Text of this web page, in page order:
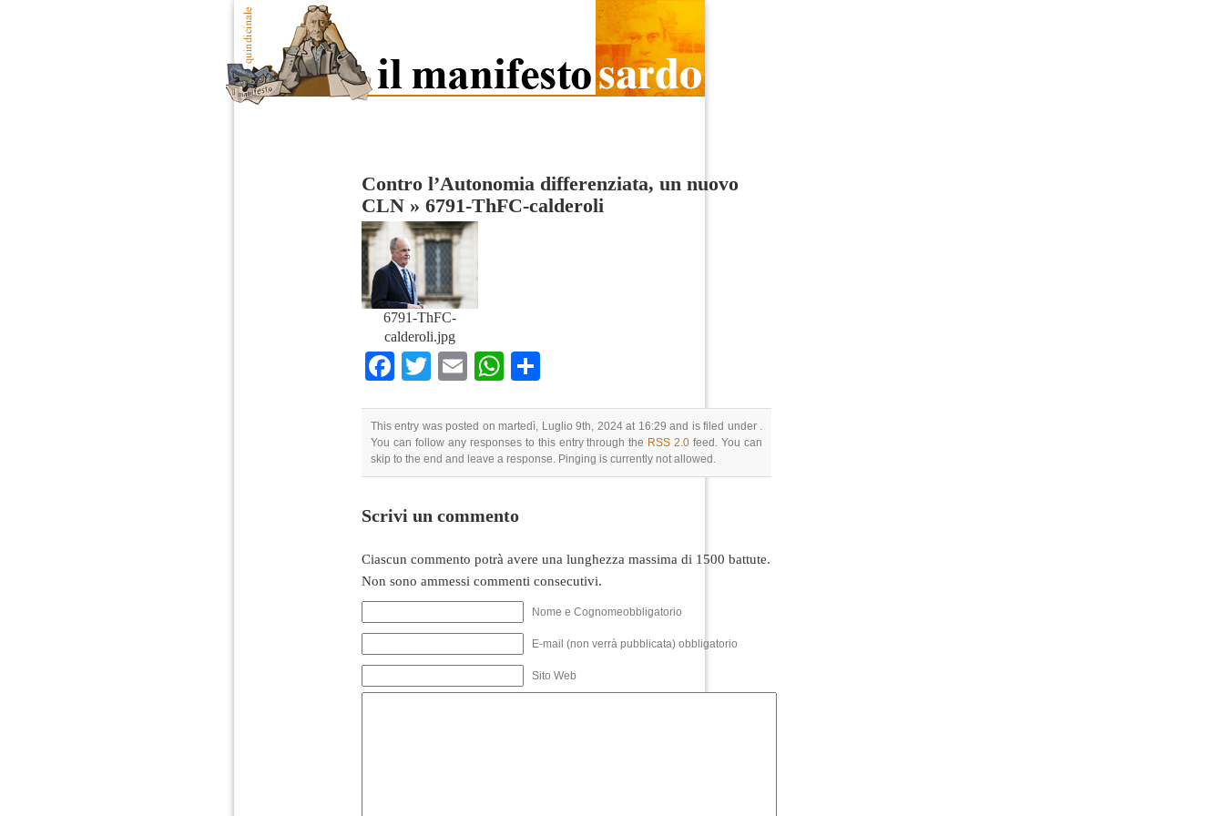
Contro l’Autonomia differenziata, un nuovo
CLN » 6791-ThFC-calderoli
6791-ThFC-
calderoli.jpg
Facebook
TwitterEmailWhatsApp
This entry was posted on martedì, Luglio 9th, 2024 at 16:29 and is filed under .
You can follow any responses to this entry through the RSS 2.0 feed. You can
skip to the end and leave a response. Pinging is currently not allowed.
Scrivi un commento
Ciascun commento potrà avere una lunghezza massima di 1500 battute.
Non sono ammessi commenti consecutivi.
Nome e Cognomeobbligatorio
E-mail (non verrà pubblicata) obbligatorio
Sito Web